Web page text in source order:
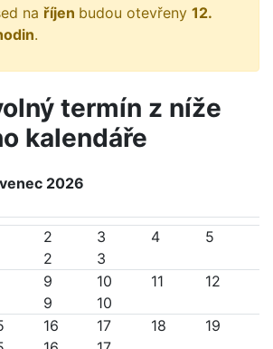
na říjen budou otevřeny 12.
.
termín z níže
kalendáře
2026
2
2
3
3
4 5
9
9
10
10
11 12
16
17
18 19